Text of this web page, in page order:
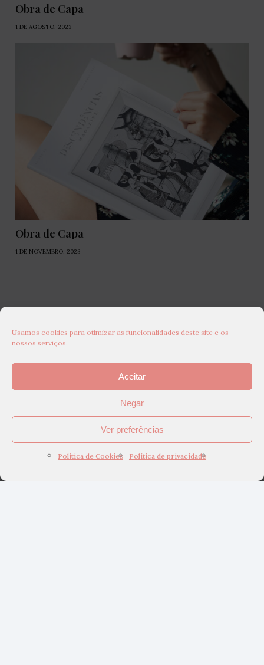
Usamos cookies para otimizar as funcionalidades deste site e os
nossos serviços.
Aceitar
Negar
Ver preferências
Política de Cookies Política de privacidade
Obra de Capa
1 DE AGOSTO, 2023
Obra de Capa
1 DE NOVEMBRO, 2023